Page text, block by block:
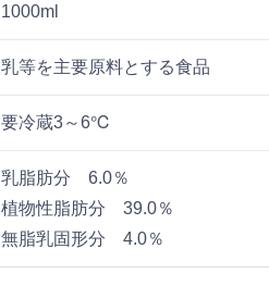
1000ml
乳等を主要原料とする食品
要冷蔵3～6℃
乳脂肪分 6.0％
植物性脂肪分 39.0％
無脂乳固形分 4.0％